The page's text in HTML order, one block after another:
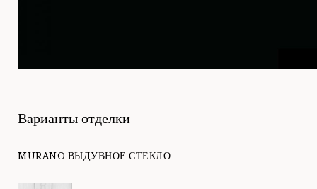
Варианты отделки
MURANO ВЫДУВНОЕ СТЕКЛО